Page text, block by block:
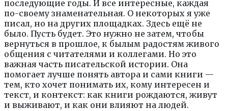
последующие годы. И все интересные, каждая
по-своему знаменательная. О некоторых я уже
писал, но на других площадках. Здесь ещё не
было. Пусть будет. Это нужно не затем, чтобы
вернуться в прошлое, к былым радостям живого
общения с читателями и коллегами. Но это
важная часть писательской истории. Она
помогает лучше понять автора и сами книги —
тем, кто хочет понимать их, кому интересен и
текст, и контекст: как книги рождаются, живут
и выживают, и как они влияют на людей.